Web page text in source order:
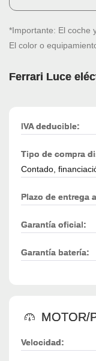
*Importante: El coche
El color o
Ferrari Luce
IVA deducible:
Tipo de compra
Contado,
Plazo de entrega
Garantía oficial:
Garantía batería:
MOTOR/
Velocidad: